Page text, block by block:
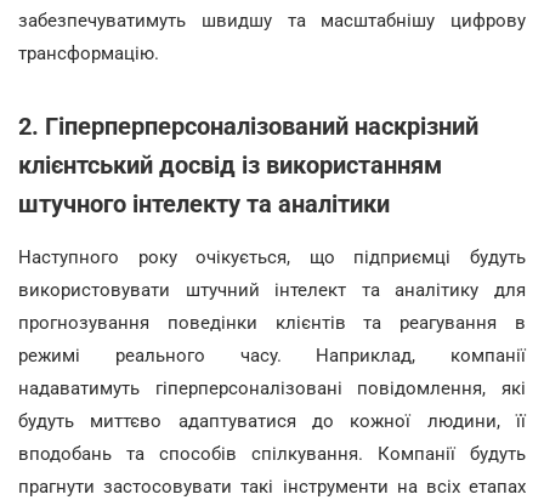
забезпечуватимуть швидшу та масштабнішу цифрову
трансформацію.
2. Гіперперперсоналізований наскрізний
клієнтський досвід із використанням
штучного інтелекту та аналітики
Наступного року очікується, що підприємці будуть
використовувати штучний інтелект та аналітику для
прогнозування поведінки клієнтів та реагування в
режимі реального часу. Наприклад, компанії
надаватимуть гіперперсоналізовані повідомлення, які
будуть миттєво адаптуватися до кожної людини, її
вподобань та способів спілкування. Компанії будуть
прагнути застосовувати такі інструменти на всіх етапах